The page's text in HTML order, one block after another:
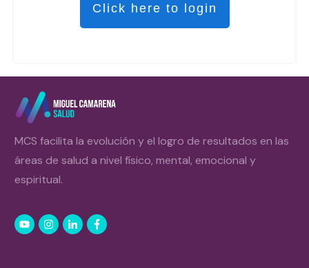
Click here to login
MCS facilita la evolución y el logro de resultados en las
áreas de salud a nivel físico, mental, emocional y
espiritual.